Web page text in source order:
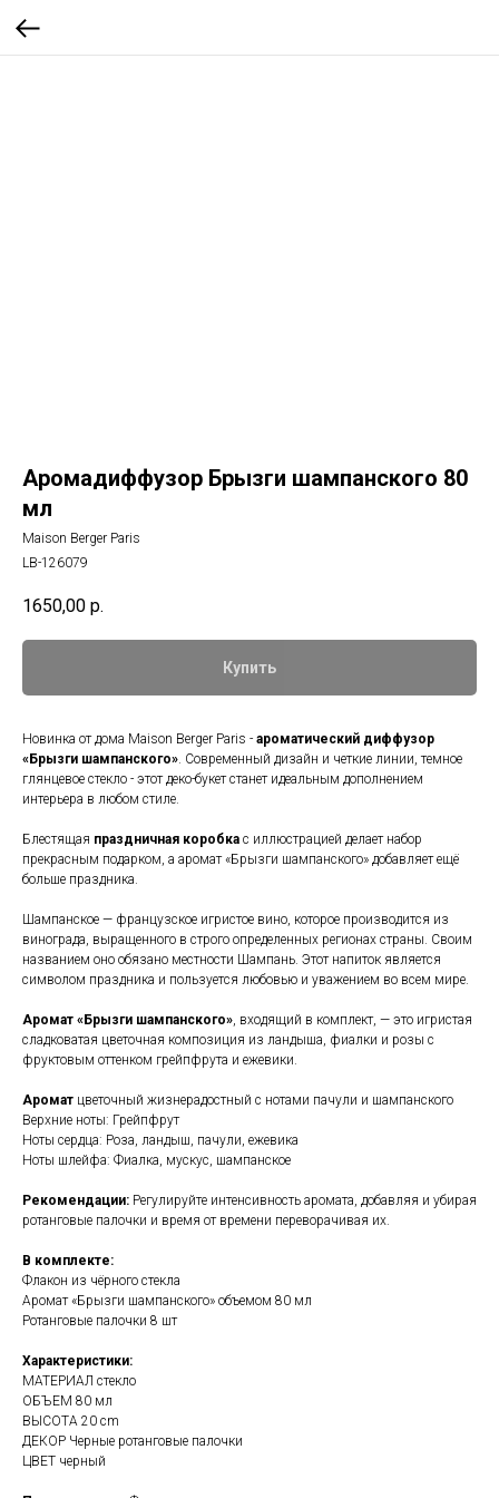
Аромадиффузор Брызги шампанского 80
мл
Maison Berger Paris
LB-126079
1650,00 р.
Купить
Новинка от дома Maison Berger Paris - ароматический диффузор
«Брызги шампанского». Современный дизайн и четкие линии, темное
глянцевое стекло - этот деко-букет станет идеальным дополнением
интерьера в любом стиле.
Блестящая праздничная коробка с иллюстрацией делает набор
прекрасным подарком, а аромат «Брызги шампанского» добавляет ещё
больше праздника.
Шампанское — французское игристое вино, которое производится из
винограда, выращенного в строго определенных регионах страны. Своим
названием оно обязано местности Шампань. Этот напиток является
символом праздника и пользуется любовью и уважением во всем мире.
Аромат «Брызги шампанского», входящий в комплект, — это игристая
сладковатая цветочная композиция из ландыша, фиалки и розы с
фруктовым оттенком грейпфрута и ежевики.
Аромат цветочный жизнерадостный с нотами пачули и шампанского
Верхние ноты: Грейпфрут
Ноты сердца: Роза, ландыш, пачули, ежевика
Ноты шлейфа: Фиалка, мускус, шампанское
Рекомендации: Регулируйте интенсивность аромата, добавляя и убирая
ротанговые палочки и время от времени переворачивая их.
В комплекте:
Флакон из чёрного стекла
Аромат «Брызги шампанского» объемом 80 мл
Ротанговые палочки 8 шт
Характеристики:
МАТЕРИАЛ стекло
ОБЪЕМ 80 мл
ВЫСОТА 20 cm
ДЕКОР Черные ротанговые палочки
ЦВЕТ черный